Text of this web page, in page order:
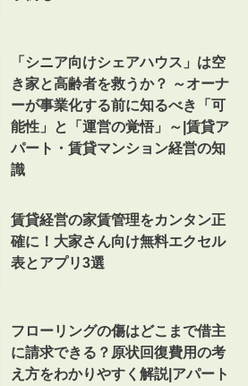
「シニア向けシェアハウス」は空
き家と高齢者を救うか？ ～オーナ
ーが事業化する前に知るべき「可
能性」と「運営の覚悟」～|賃貸ア
パート・賃貸マンション経営の知
識
賃貸経営の家賃管理をカンタン正
確に！大家さん向け無料エクセル
表とアプリ3選
フローリングの傷はどこまで借主
に請求できる？原状回復費用の考
え方をわかりやすく解説|アパート